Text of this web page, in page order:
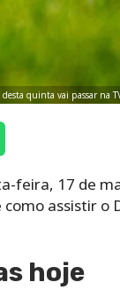
desta quinta vai passar na
feira, 17 de
como assistir o
hoje